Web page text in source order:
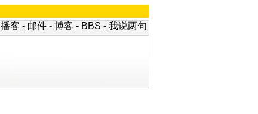
播客 - 邮件 - 博客 - BBS - 我说两句